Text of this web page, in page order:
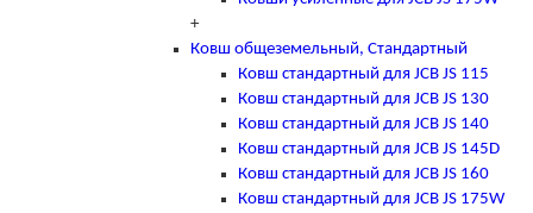
+
Ковш общеземельный, Стандартный
Ковш стандартный для JCB JS 115
Ковш стандартный для JCB JS 130
Ковш стандартный для JCB JS 140
Ковш стандартный для JCB JS 145D
Ковш стандартный для JCB JS 160
Ковш стандартный для JCB JS 175W